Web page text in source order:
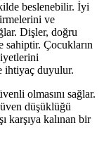
beslenebilir. İyi
ve
Dişler, doğru
sahiptir. Çocukların
ihtiyaç duyulur.
olmasını sağlar.
düşüklüğü
karşıya kalınan bir